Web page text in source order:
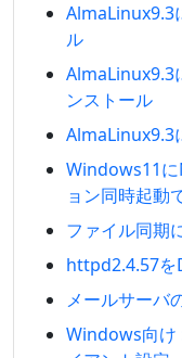
AlmaLinux9.3
ル
AlmaLinux9.3
ンストール
AlmaLinux9.3
Windows11に
ョン同時起動
ファイル同期
httpd2.4.57を
メールサーバ
Windows向け